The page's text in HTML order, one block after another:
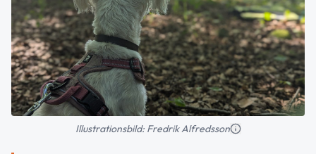
Illustrationsbild: Fredrik Alfredsson